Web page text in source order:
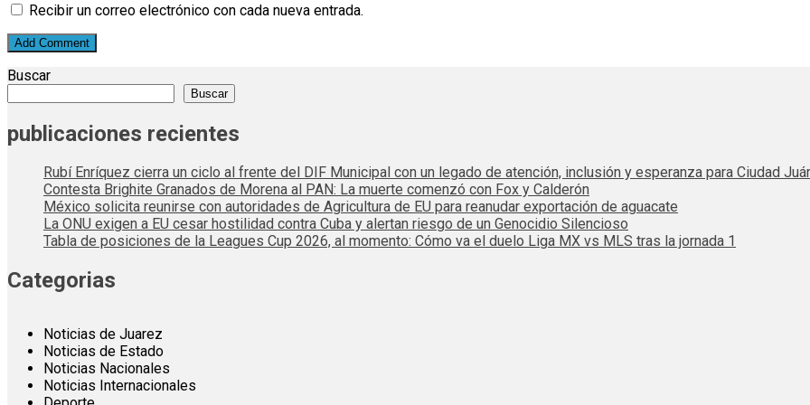
Recibir un correo electrónico con cada nueva entrada.
Buscar
Buscar
publicaciones recientes
Rubí Enríquez cierra un ciclo al frente del DIF Municipal con un legado de atención, inclusión y esperanza para Ciudad
Contesta Brighite Granados de Morena al PAN: La muerte comenzó con Fox y Calderón
México solicita reunirse con autoridades de Agricultura de EU para reanudar exportación de aguacate
La ONU exigen a EU cesar hostilidad contra Cuba y alertan riesgo de un Genocidio Silencioso
Tabla de posiciones de la Leagues Cup 2026, al momento: Cómo va el duelo Liga MX vs MLS tras la jornada 1
Categorias
Noticias de Juarez
Noticias de Estado
Noticias Nacionales
Noticias Internacionales